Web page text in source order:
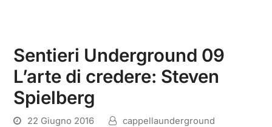
Sentieri Underground 09
L’arte di credere: Steven
Spielberg
22 Giugno 2016
cappellaunderground